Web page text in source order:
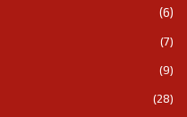
(6)
(7)
(9)
(28)